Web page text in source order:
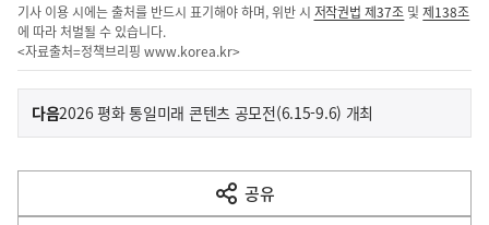
기사 이용 시에는 출처를 반드시 표기해야 하며, 위반 시 저작권법 제37조 및제138조
에 따라 처벌될 수 있습니다.
<자료출처=정책브리핑 www.korea.kr>
이
전
다
음
다음기
2026 평화 통일미래 콘텐츠 공모전(6.15-9.6) 개최
공유
열